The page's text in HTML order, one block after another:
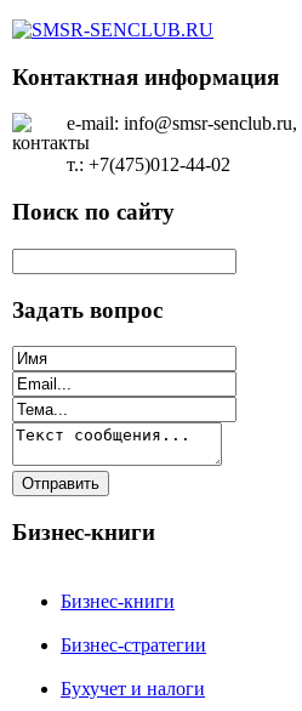
Контактная информация
e-mail: info@smsr-senclub.ru,
т.: +7(475)012-44-02
Поиск по сайту
Задать вопрос
Бизнес-книги
Бизнес-книги
Бизнес-стратегии
Бухучет и налоги